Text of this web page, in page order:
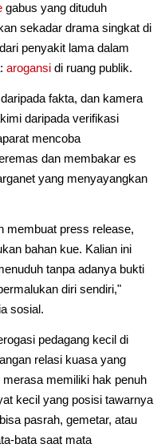
gabus yang dituduh
sekadar drama singkat di
penyakit lama dalam
arogansi di ruang publik.
fakta, dan kamera
daripada verifikasi
mencoba
dan membakar es
yang menyayangkan
membuat press release,
bahan kue. Kalian ini
tanpa adanya bukti
diri sendiri,"
sosial.
pedagang kecil di
relasi kuasa yang
memiliki hak penuh
kecil yang posisi tawarnya
pasrah, gemetar, atau
bata saat mata